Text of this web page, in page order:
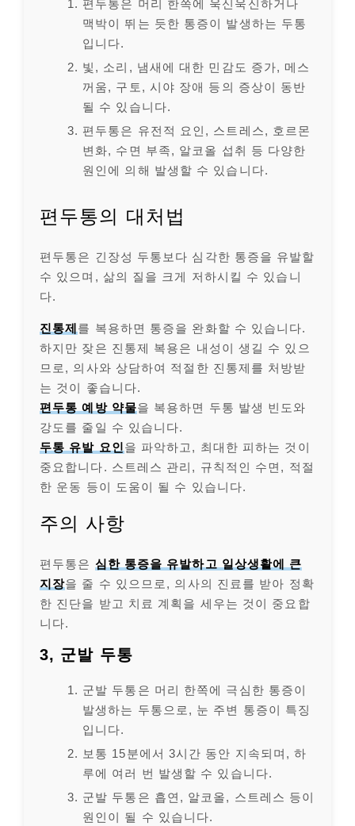
편두통은 머리 한쪽에 욱신욱신하거나
맥박이 뛰는 듯한 통증이 발생하는 두통
입니다.
빛, 소리, 냄새에 대한 민감도 증가, 메스
꺼움, 구토, 시야 장애 등의 증상이 동반
될 수 있습니다.
편두통은 유전적 요인, 스트레스, 호르몬
변화, 수면 부족, 알코올 섭취 등 다양한
원인에 의해 발생할 수 있습니다.
편두통의 대처법
편두통은 긴장성 두통보다 심각한 통증을 유발할
수 있으며, 삶의 질을 크게 저하시킬 수 있습니
다.
진통제 를 복용하면 통증을 완화할 수 있습니다.
하지만 잦은 진통제 복용은 내성이 생길 수 있으
므로, 의사와 상담하여 적절한 진통제를 처방받
는 것이 좋습니다.
편두통 예방 약물을 복용하면 두통 발생 빈도와
강도를 줄일 수 있습니다.
두통 유발 요인 을 파악하고, 최대한 피하는 것이
중요합니다. 스트레스 관리, 규칙적인 수면, 적절
한 운동 등이 도움이 될 수 있습니다.
주의 사항
편두통은 심한 통증을 유발하고 일상생활에 큰
지장을 줄 수 있으므로, 의사의 진료를 받아 정확
한 진단을 받고 치료 계획을 세우는 것이 중요합
니다.
3, 군발 두통
군발 두통은 머리 한쪽에 극심한 통증이
발생하는 두통으로, 눈 주변 통증이 특징
입니다.
보통 15분에서 3시간 동안 지속되며, 하
루에 여러 번 발생할 수 있습니다.
군발 두통은 흡연, 알코올, 스트레스 등이
원인이 될 수 있습니다.